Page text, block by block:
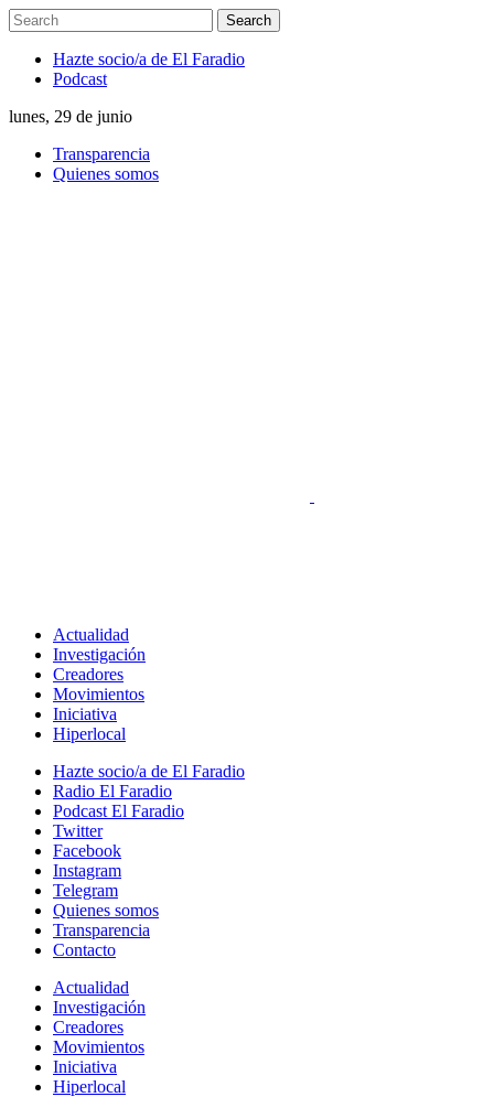
Hazte socio/a de El Faradio
Podcast
lunes, 29 de junio
Transparencia
Quienes somos
Actualidad
Investigación
Creadores
Movimientos
Iniciativa
Hiperlocal
Hazte socio/a de El Faradio
Radio El Faradio
Podcast El Faradio
Twitter
Facebook
Instagram
Telegram
Quienes somos
Transparencia
Contacto
Actualidad
Investigación
Creadores
Movimientos
Iniciativa
Hiperlocal